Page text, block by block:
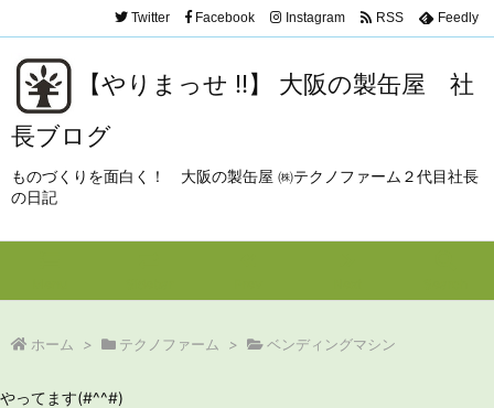
【やりまっせ !!】 大阪の製缶屋 社
長ブログ
ものづくりを面白く！ 大阪の製缶屋 ㈱テクノファーム２代目社長
の日記
Twitter Facebook Instagram RSS Feedly
ホーム > テクノファーム > ベンディングマシン
やってます(#^^#)